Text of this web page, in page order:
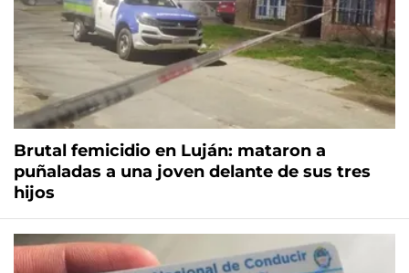
Brutal femicidio en Luján: mataron a
puñaladas a una joven delante de sus tres
hijos